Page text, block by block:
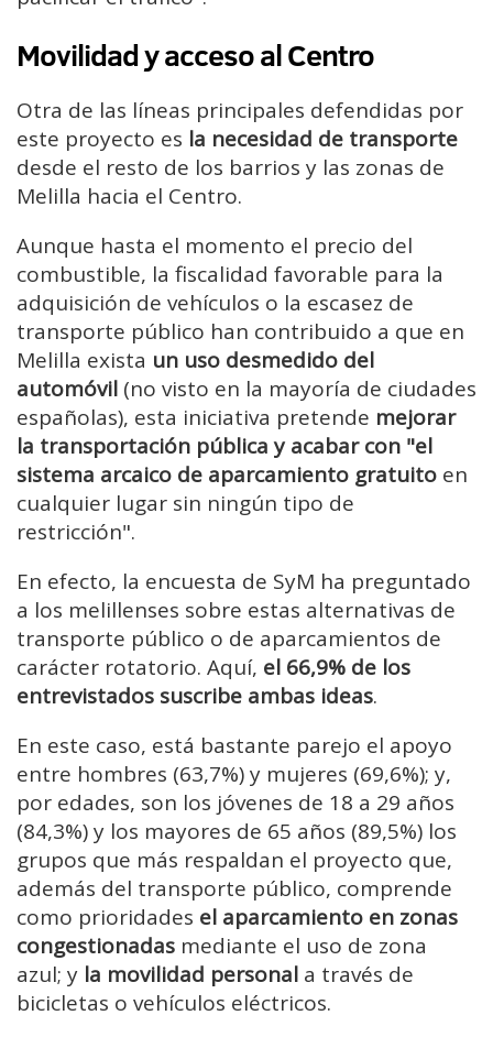
Movilidad y acceso al Centro
Otra de las líneas principales defendidas por
este proyecto es la necesidad de transporte
desde el resto de los barrios y las zonas de
Melilla hacia el Centro.
Aunque hasta el momento el precio del
combustible, la fiscalidad favorable para la
adquisición de vehículos o la escasez de
transporte público han contribuido a que en
Melilla exista un uso desmedido del
automóvil (no visto en la mayoría de ciudades
españolas), esta iniciativa pretende mejorar
la transportación pública y acabar con "el
sistema arcaico de aparcamiento gratuito en
cualquier lugar sin ningún tipo de
restricción".
En efecto, la encuesta de SyM ha preguntado
a los melillenses sobre estas alternativas de
transporte público o de aparcamientos de
carácter rotatorio. Aquí, el 66,9% de los
entrevistados suscribe ambas ideas.
En este caso, está bastante parejo el apoyo
entre hombres (63,7%) y mujeres (69,6%); y,
por edades, son los jóvenes de 18 a 29 años
(84,3%) y los mayores de 65 años (89,5%) los
grupos que más respaldan el proyecto que,
además del transporte público, comprende
como prioridades el aparcamiento en zonas
congestionadas mediante el uso de zona
azul; y la movilidad personal a través de
bicicletas o vehículos eléctricos.